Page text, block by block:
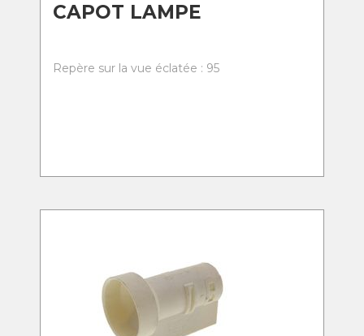
CAPOT LAMPE
Repère sur la vue éclatée : 95